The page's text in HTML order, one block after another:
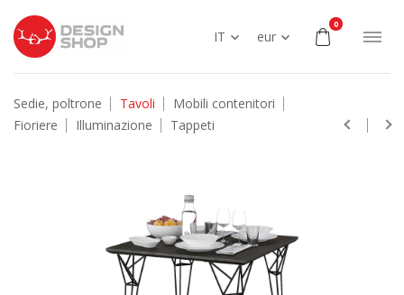
IT eur
0
Sedie, poltrone Tavoli
Mobili contenitori
Fioriere
Illuminazione Tappeti